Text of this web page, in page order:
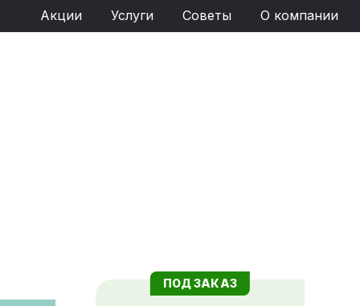
Акции Услуги Советы О компании
ПОД ЗАКАЗ